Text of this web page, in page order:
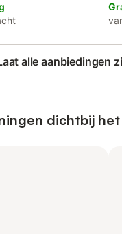
alle aanbiedingen
dichtbij